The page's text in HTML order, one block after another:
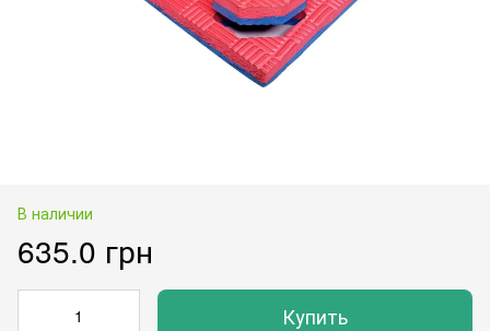
В наличии
635.0 грн
Купить